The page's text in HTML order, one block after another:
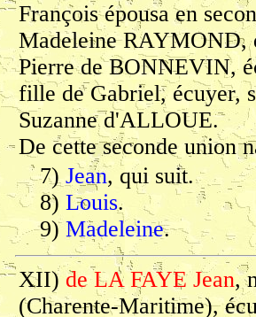
François épousa en
Madeleine RAYMOND,
Pierre de BONNEVIN,
fille de Gabriel, écuyer,
Suzanne d'ALLOUE.
De cette seconde union
7)Jean, qui suit.
8) Louis.
9)Madeleine.
XII) de LA FAYE Jean,
(Charente-Maritime),